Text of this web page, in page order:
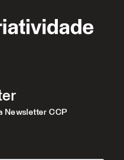
Newsletter CCP